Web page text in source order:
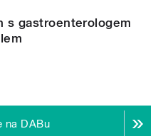
s gastroenterologem
na DABu